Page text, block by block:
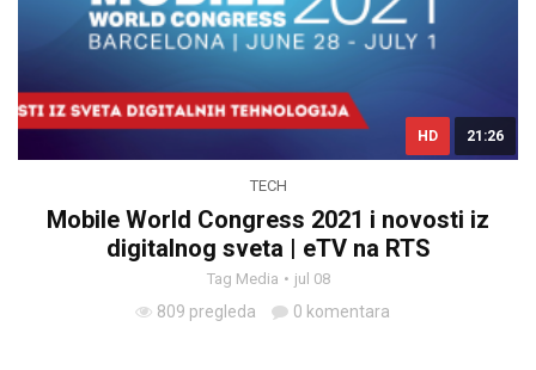
HD 21:26
TECH
Mobile World Congress 2021 i novosti iz
digitalnog sveta | eTV na RTS
Tag Media jul 08
809 pregleda 0 komentara